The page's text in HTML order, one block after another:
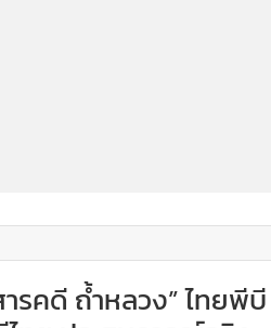
รคดี ถ้ำหลวง” ไทยพีบี